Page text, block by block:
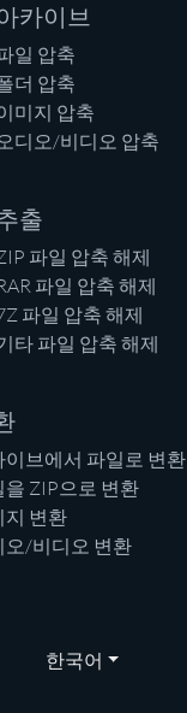
카이브
일 압축
더 압축
미지 압축
디오/비디오 압축
출
파일 압축 해제
파일 압축 해제
파일 압축 해제
타 파일 압축 해제
이브에서 파일로 변환
을 ZIP으로 변환
지 변환
오/비디오 변환
한국어